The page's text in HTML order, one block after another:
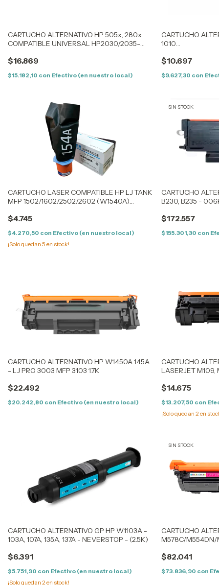
CARTUCHO ALTERNATIVO HP 505x, 280x
COMPATIBLE UNIVERSAL HP2030/2035-
$16.869
$15.182,10 con Efectivo (en nuestro local)
CARTUCHO
1010
$10.697
$9.627,30 con
CARTUCHO LASER COMPATIBLE HP LJ TANK
MFP 1502/1602/2502/2602 (W1540A)
$4.745
$4.270,50 con Efectivo (en nuestro local)
¡Solo quedan 5 en stock!
SIN STOCK
CARTUCHO
B230, B235 -
$172.557
$155.301,30 con
CARTUCHO ALTERNATIVO HP W1450A 145A
- LJ PRO 3003 MFP 3103 1.7K
$22.492
$20.242,80 con Efectivo (en nuestro local)
CARTUCHO
LASERJET M109,
$14.675
$13.207,50 con
¡Solo quedan 2 en
CARTUCHO ALTERNATIVO GP HP W1103A -
103A, 107A, 135A, 137A - NEVERSTOP - (2.5K)
$6.391
$5.751,90 con Efectivo (en nuestro local)
¡Solo quedan 2en stock!
SIN STOCK
CARTUCHO
M578C/M554DN/
$82.041
$73.836,90 con